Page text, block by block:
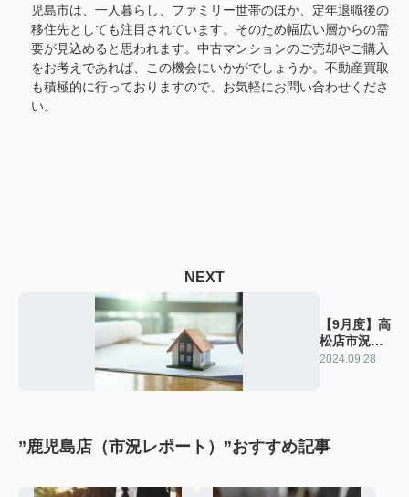
児島市は、一人暮らし、ファミリー世帯のほか、定年退職後の
移住先としても注目されています。そのため幅広い層からの需
要が見込めると思われます。中古マンションのご売却やご購入
をお考えであれば、この機会にいかがでしょうか。不動産買取
も積極的に行っておりますので、お気軽にお問い合わせくださ
い。
NEXT
【9月度】高
松店市況レ
ポート
2024.09.28
”鹿児島店（市況レポート）”おすすめ記事